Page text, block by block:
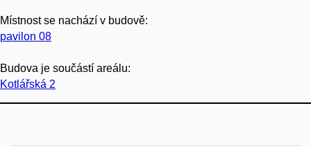
Místnost se nachází v budově:
pavilon 08
Budova je součástí areálu:
Kotlářská 2